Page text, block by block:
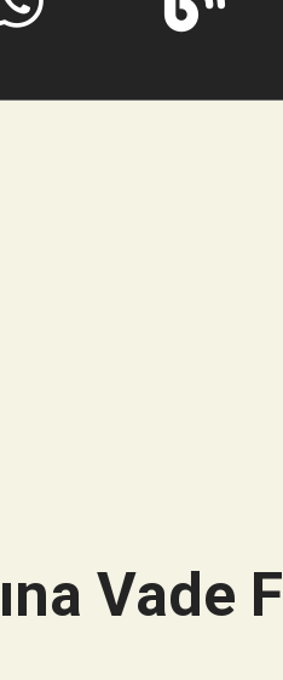
Vade